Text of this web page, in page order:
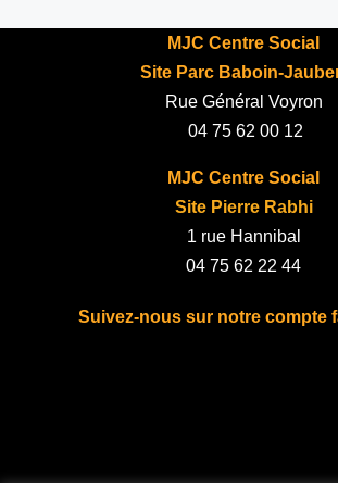
MJC Centre Social
Site Parc Baboin-
Rue Général Voyron
04 75 62 00 12
MJC Centre Social
Site Pierre Rabhi
1 rue Hannibal
04 75 62 22 44
Suivez-nous sur notre compte